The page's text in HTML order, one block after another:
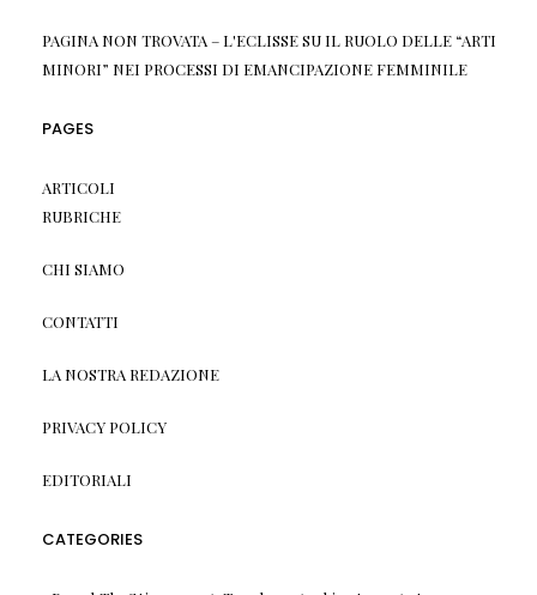
PAGINA NON TROVATA – L'ECLISSESU IL RUOLO DELLE “ARTI
MINORI” NEI PROCESSI DI EMANCIPAZIONE FEMMINILE
PAGES
ARTICOLI
RUBRICHE
CHI SIAMO
CONTATTI
LA NOSTRA REDAZIONE
PRIVACY POLICY
EDITORIALI
CATEGORIES